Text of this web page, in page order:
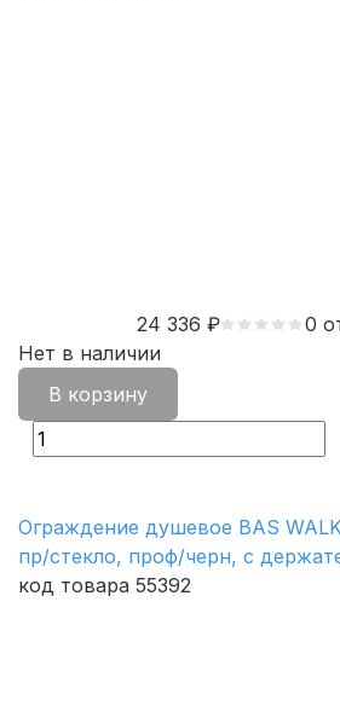
24 336 ₽
0
Нет в наличии
В корзину
Ограждение душевое BAS
пр/стекло, проф/черн, c
код товара 55392